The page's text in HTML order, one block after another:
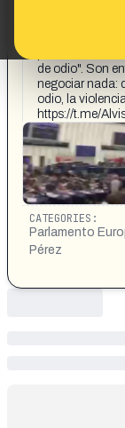
Alvise propone
La izquierda
por el
de odio". Son
negociar nada:
odio, la
https://t.me/
CATEGORIES:
Parlamento
Pérez